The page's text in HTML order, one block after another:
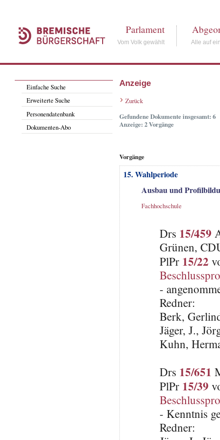
Parlament
Vom Volk gewählt Alle auf
Einfache Suche
Erweiterte Suche
Personendatenbank
Dokumenten-Abo
Anzeige
Zurück
Gefundene Dokumente insgesamt: 6
Anzeige: 2 Vorgänge
Vorgänge
15. Wahlperiode
Ausbau und
Fachhochschule
Drs 15/459
Grünen,
PlPr 15/22
-
Redner:
Berk,
Jäger, J.,
Kuhn,
Drs 15/651
PlPr 15/39
- Kenntnis
Redner: